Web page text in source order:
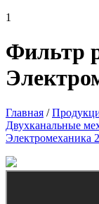
1
Фильтр
Главная /
Двухканальные
Электромеханика